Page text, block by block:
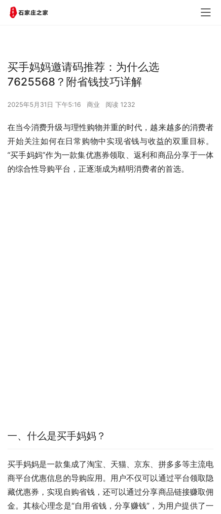
买手妈妈邀请码推荐：为什么选
7625568？附省钱技巧详解
2025年5月31日 下午5:16 商业 阅读 1232
在当今消费升级与理性购物并重的时代，越来越多的消费者
开始关注如何在日常购物中实现省钱与收益的双重目标。
“买手妈妈”作为一款集优惠券领取、返利和商品分享于一体
的综合性导购平台，正逐渐成为精明消费者的首选。
一、什么是买手妈妈？
买手妈妈是一款集成了淘宝、天猫、京东、拼多多等主流电
商平台优惠信息的导购应用。用户不仅可以通过平台领取隐
藏优惠券，实现自购省钱，还可以通过分享商品链接赚取佣
金。其核心理念是“自用省钱，分享赚钱”，为用户提供了一